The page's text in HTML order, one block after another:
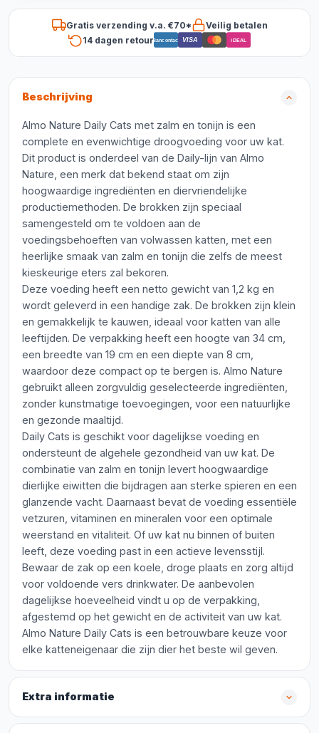
Gratis verzending v.a. €70*
Veilig betalen
14 dagen retourBancontact VISA iDEAL
Beschrijving
Almo Nature Daily Cats met zalm en tonijn is een
complete en evenwichtige droogvoeding voor uw kat.
Dit product is onderdeel van de Daily-lijn van Almo
Nature, een merk dat bekend staat om zijn
hoogwaardige ingrediënten en diervriendelijke
productiemethoden. De brokken zijn speciaal
samengesteld om te voldoen aan de
voedingsbehoeften van volwassen katten, met een
heerlijke smaak van zalm en tonijn die zelfs de meest
kieskeurige eters zal bekoren.
Deze voeding heeft een netto gewicht van 1,2 kg en
wordt geleverd in een handige zak. De brokken zijn klein
en gemakkelijk te kauwen, ideaal voor katten van alle
leeftijden. De verpakking heeft een hoogte van 34 cm,
een breedte van 19 cm en een diepte van 8 cm,
waardoor deze compact op te bergen is. Almo Nature
gebruikt alleen zorgvuldig geselecteerde ingrediënten,
zonder kunstmatige toevoegingen, voor een natuurlijke
en gezonde maaltijd.
Daily Cats is geschikt voor dagelijkse voeding en
ondersteunt de algehele gezondheid van uw kat. De
combinatie van zalm en tonijn levert hoogwaardige
dierlijke eiwitten die bijdragen aan sterke spieren en een
glanzende vacht. Daarnaast bevat de voeding essentiële
vetzuren, vitaminen en mineralen voor een optimale
weerstand en vitaliteit. Of uw kat nu binnen of buiten
leeft, deze voeding past in een actieve levensstijl.
Bewaar de zak op een koele, droge plaats en zorg altijd
voor voldoende vers drinkwater. De aanbevolen
dagelijkse hoeveelheid vindt u op de verpakking,
afgestemd op het gewicht en de activiteit van uw kat.
Almo Nature Daily Cats is een betrouwbare keuze voor
elke katteneigenaar die zijn dier het beste wil geven.
Extra informatie